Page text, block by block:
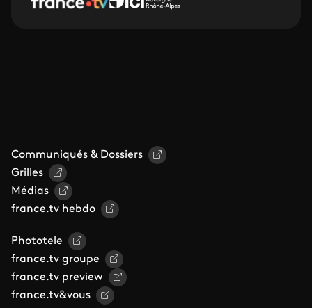
Communiqués & Dossiers
Grilles
Médias
france.tv hebdo
Phototele
france.tv groupe
france.tv preview
france.tv&vous